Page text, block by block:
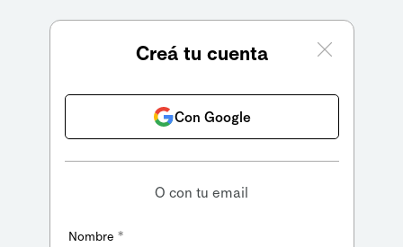
Creá tu cuenta
Con Google
O con tu email
Nombre *